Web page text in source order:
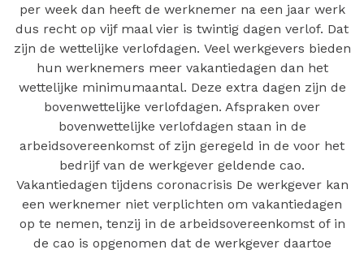
per week dan heeft de werknemer na een jaar werk
dus recht op vijf maal vier is twintig dagen verlof. Dat
zijn de wettelijke verlofdagen. Veel werkgevers bieden
hun werknemers meer vakantiedagen dan het
wettelijke minimumaantal. Deze extra dagen zijn de
bovenwettelijke verlofdagen. Afspraken over
bovenwettelijke verlofdagen staan in de
arbeidsovereenkomst of zijn geregeld in de voor het
bedrijf van de werkgever geldende cao.
Vakantiedagen tijdens coronacrisis De werkgever kan
een werknemer niet verplichten om vakantiedagen
op te nemen, tenzij in de arbeidsovereenkomst of in
de cao is opgenomen dat de werkgever daartoe